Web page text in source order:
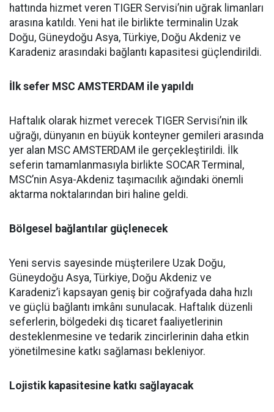
hattında hizmet veren TIGER Servisi’nin uğrak limanları
arasına katıldı. Yeni hat ile birlikte terminalin Uzak
Doğu, Güneydoğu Asya, Türkiye, Doğu Akdeniz ve
Karadeniz arasındaki bağlantı kapasitesi güçlendirildi.
İlk sefer MSC AMSTERDAM ile yapıldı
Haftalık olarak hizmet verecek TIGER Servisi’nin ilk
uğrağı, dünyanın en büyük konteyner gemileri arasında
yer alan MSC AMSTERDAM ile gerçekleştirildi. İlk
seferin tamamlanmasıyla birlikte SOCAR Terminal,
MSC’nin Asya-Akdeniz taşımacılık ağındaki önemli
aktarma noktalarından biri haline geldi.
Bölgesel bağlantılar güçlenecek
Yeni servis sayesinde müşterilere Uzak Doğu,
Güneydoğu Asya, Türkiye, Doğu Akdeniz ve
Karadeniz’i kapsayan geniş bir coğrafyada daha hızlı
ve güçlü bağlantı imkânı sunulacak. Haftalık düzenli
seferlerin, bölgedeki dış ticaret faaliyetlerinin
desteklenmesine ve tedarik zincirlerinin daha etkin
yönetilmesine katkı sağlaması bekleniyor.
Lojistik kapasitesine katkı sağlayacak